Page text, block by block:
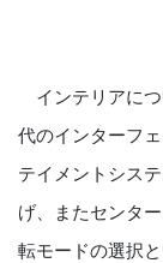
インテリアに
代のインターフ
テイメントシス
げ、またセンタ
転モードの選択